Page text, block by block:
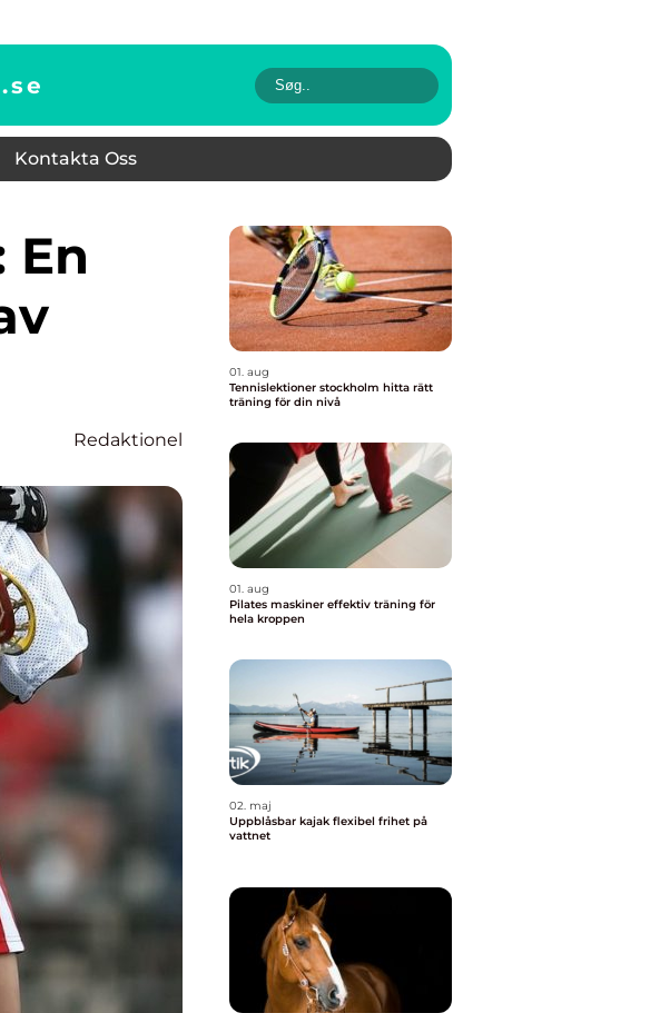
se
Kontakta Oss
Redaktionel
01. aug
Tennislektioner stockholm hitta rätt
träning för din nivå
01. aug
Pilates maskiner effektiv träning för
hela kroppen
02. maj
Uppblåsbar kajak flexibel frihet på
vattnet